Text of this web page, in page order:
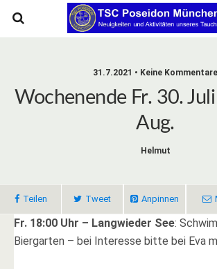
31.7.2021 • Keine Kommentare
Wochenende Fr. 30.
Aug.
Helmut
Teilen Tweet Anpinnen
Fr. 18:00 Uhr – Langwieder See:
Biergarten – bei Interesse bitte bei Eva